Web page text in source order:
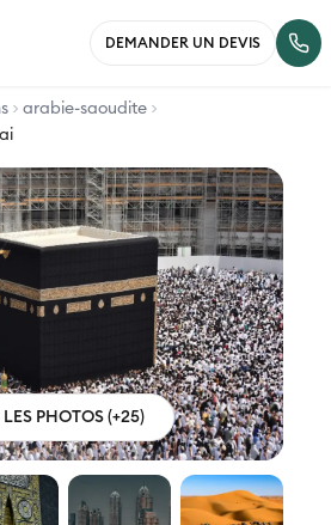
DEMANDER UN DEVIS
arabie-saoudite
PHOTOS (+25)